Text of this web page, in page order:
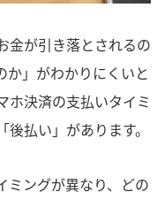
金が引き落とされるの
か」がわかりにくいと
ホ決済の支払いタイミ
払い」があります。
ミングが異なり、どの